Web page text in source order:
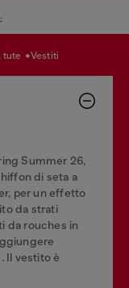
tute vestiti
Summer 26,
di seta a
per un effetto
da strati
da rouches in
Il vestito è